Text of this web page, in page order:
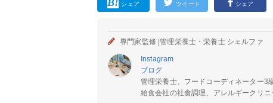
シェア ツイート シェア
専門家監修 |管理栄養士・栄養士 シェルファ
Instagram
ブログ
管理栄養士、フードコーディネーター3
給食会社の社食調理、アレルギークリ